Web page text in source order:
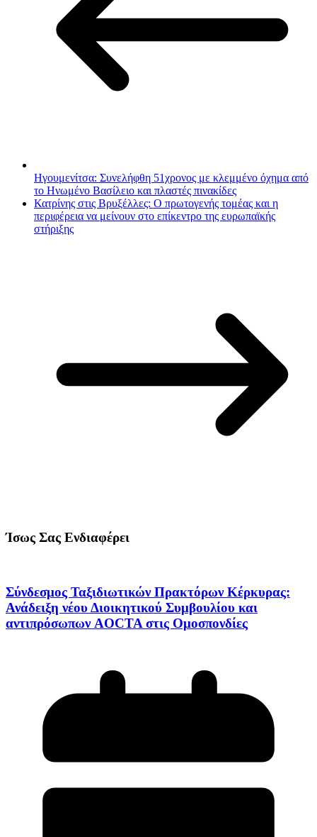
Ηγουμενίτσα: Συνελήφθη 51χρονος με κλεμμένο όχημα από
το Ηνωμένο Βασίλειο και πλαστές πινακίδες
Κατρίνης στις Βρυξέλλες: Ο πρωτογενής τομέας και η
περιφέρεια να μείνουν στο επίκεντρο της ευρωπαϊκής
στήριξης
Ίσως Σας Ενδιαφέρει
Σύνδεσμος Ταξιδιωτικών Πρακτόρων Κέρκυρας:
Ανάδειξη νέου Διοικητικού Συμβουλίου και
αντιπρόσωπων AOCTA στις Ομοσπονδίες